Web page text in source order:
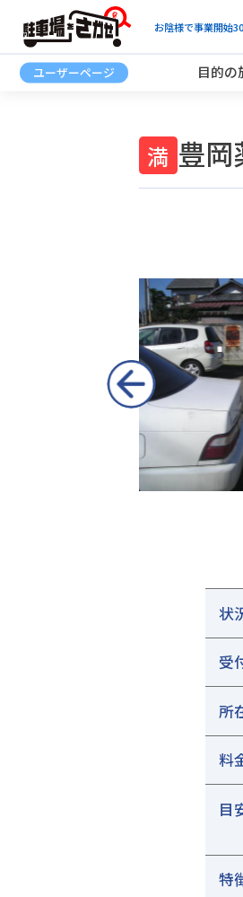
目的の
お陰様で事業開始
豊岡
状
受
所
料
目
特
①ご契約中の駐車場